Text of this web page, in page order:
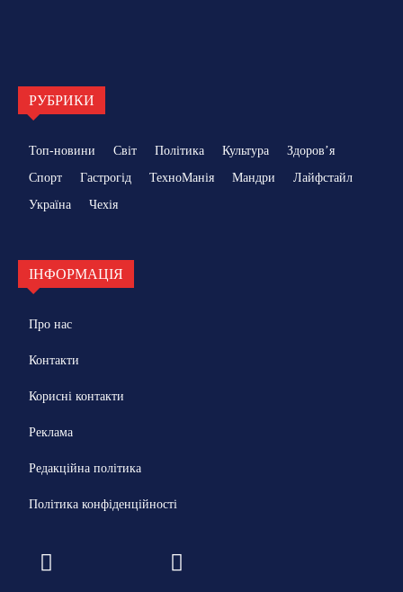
РУБРИКИ
Топ-новини Світ Політика Культура
Здоровʼя
Спорт
Гастрогід ТехноМанія Мандри
Лайфстайл
Україна
Чехія
ІНФОРМАЦІЯ
Про нас
Контакти
Корисні контакти
Реклама
Редакційна політика
Політика конфіденційності